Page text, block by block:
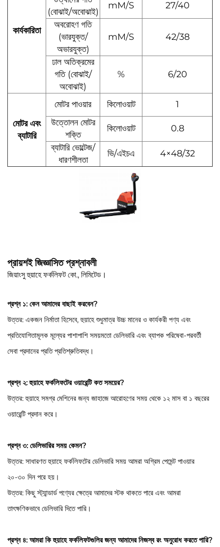
কার্যকারিতা
(বোঝাই/অবোঝাই)
mM/S
27/40
অবরোহণ গতি
(ভারযুক্ত/
অভারযুক্ত)
mM/S 42/38
ঢাল অতিক্রমের
গতি (বোঝাই/
অবোঝাই)
% 6/20
মোটর এবং
ব্যাটারি
মোটর পাওয়ার কিলোওয়াট
1
উত্তোলন মোটর
শক্তি
কিলোওয়াট
0.8
ব্যাটারি ভোল্টেজ/
ধারণশীলতা
ভি/এইচএ 4×48/32
প্রায়শই জিজ্ঞাসিত প্রশ্নাবলী
জিয়াংসু হুয়াহে ফর্কলিফট কো., লিমিটেড।
প্রশ্ন ১: কেন আমাদের বাছাই করবেন?
উত্তর: একজন নির্মাতা হিসেবে, হুয়াহে শুধুমাত্র উচ্চ মানের ও কার্যকরী পণ্য এবং
প্রতিযোগিতামূলক মূল্যের পাশাপাশি সময়মতো ডেলিভারি এবং ব্যাপক পরিষেবা-পরবর্তী
সেবা প্রদানের প্রতি প্রতিশ্রুতিবদ্ধ।
প্রশ্ন ২: হুয়াহে ফর্কলিফটের ওয়ারেন্টি কত সময়ের?
উত্তর: হুয়াহে সমগ্র মেশিনের জন্য জাহাজে আরোহণের সময় থেকে ১২ মাস বা ১ বছরের
ওয়ারেন্টি প্রদান করে।
প্রশ্ন ৩: ডেলিভারির সময় কেমন?
উত্তর: সাধারণত হুয়াহে ফর্কলিফটের ডেলিভারি সময় আমরা অগ্রিম পেমেন্ট পাওয়ার
২০-৩০ দিন পরে হয়।
উত্তর: কিছু স্ট্যান্ডার্ড পণ্যের ক্ষেত্রে আমাদের স্টক থাকতে পারে এবং আমরা
তাৎক্ষণিকভাবে ডেলিভারি দিতে পারি।
প্রশ্ন ৪: আমরা কি হুয়াহে ফর্কলিফটগুলির জন্য আমাদের নিজস্ব রং অনুরোধ করতে পারি?